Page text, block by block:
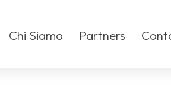
Chi Siamo Partners